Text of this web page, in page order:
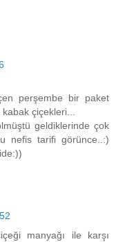
perşembe bir paket
kabak çiçekleri...
geldiklerinde çok
nefis tarifi görünce..:)
manyağı ile karşı